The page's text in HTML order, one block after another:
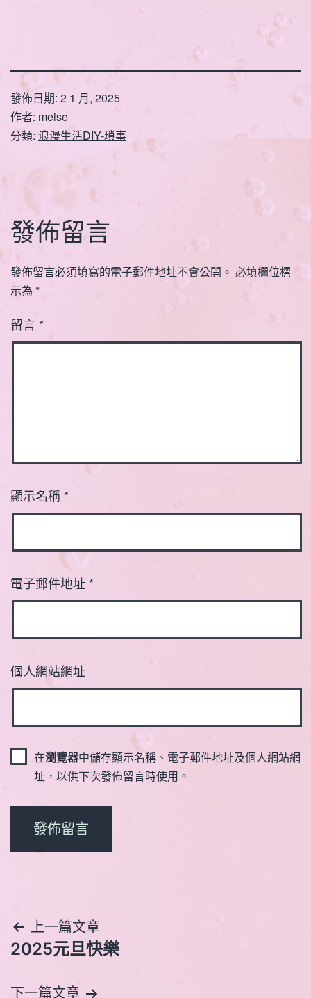
發佈日期: 2 1 月, 2025
作者: meise
分類: 浪漫生活DIY-瑣事
發佈留言
發佈留言必須填寫的電子郵件地址不會公開。 必填欄位標
示為 *
留言 *
顯示名稱 *
電子郵件地址 *
個人網站網址
在瀏覽器中儲存顯示名稱、電子郵件地址及個人網站網
址，以供下次發佈留言時使用。
文
章
上一篇文章
2025元旦快樂
下一篇文章